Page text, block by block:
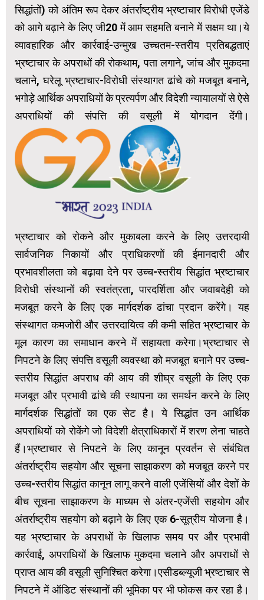
सिद्धांतों) को अंतिम रूप देकर अंतर्राष्ट्रीय भ्रष्टाचार विरोधी एजेंडे
को आगे बढ़ाने के लिए जी20 में आम सहमति बनाने में सक्षम था।ये
व्यावहारिक और कार्रवाई-उन्मुख उच्चतम-स्तरीय प्रतिबद्धताएं
भ्रष्टाचार के अपराधों की रोकथाम, पता लगाने, जांच और मुकदमा
चलाने, घरेलू भ्रष्टाचार-विरोधी संस्थागत ढांचे को मजबूत बनाने,
भगोड़े आर्थिक अपराधियों के प्रत्यर्पण और विदेशी न्यायालयों से ऐसे
अपराधियों की संपत्ति की वसूली में योगदान देंगी।
भ्रष्टाचार को रोकने और मुकाबला करने के लिए उत्तरदायी
सार्वजनिक निकायों और प्राधिकरणों की ईमानदारी और
प्रभावशीलता को बढ़ावा देने पर उच्च-स्तरीय सिद्धांत भ्रष्टाचार
विरोधी संस्थानों की स्वतंत्रता, पारदर्शिता और जवाबदेही को
मजबूत करने के लिए एक मार्गदर्शक ढांचा प्रदान करेंगे। यह
संस्थागत कमजोरी और उत्तरदायित्व की कमी सहित भ्रष्टाचार के
मूल कारण का समाधान करने में सहायता करेगा।भ्रष्टाचार से
निपटने के लिए संपत्ति वसूली व्यवस्था को मजबूत बनाने पर उच्च-
स्तरीय सिद्धांत अपराध की आय की शीघ्र वसूली के लिए एक
मजबूत और प्रभावी ढांचे की स्थापना का समर्थन करने के लिए
मार्गदर्शक सिद्धांतों का एक सेट है। ये सिद्धांत उन आर्थिक
अपराधियों को रोकेंगे जो विदेशी क्षेत्राधिकारों में शरण लेना चाहते
हैं।भ्रष्टाचार से निपटने के लिए कानून प्रवर्तन से संबंधित
अंतर्राष्ट्रीय सहयोग और सूचना साझाकरण को मजबूत करने पर
उच्च-स्तरीय सिद्धांत कानून लागू करने वाली एजेंसियों और देशों के
बीच सूचना साझाकरण के माध्यम से अंतर-एजेंसी सहयोग और
अंतर्राष्ट्रीय सहयोग को बढ़ाने के लिए एक 6-सूत्रीय योजना है।
यह भ्रष्टाचार के अपराधों के खिलाफ समय पर और प्रभावी
कार्रवाई, अपराधियों के खिलाफ मुकदमा चलाने और अपराधों से
प्राप्त आय की वसूली सुनिश्चित करेगा।एसीडब्ल्यूजी भ्रष्टाचार से
निपटने में ऑडिट संस्थानों की भूमिका पर भी फोकस कर रहा है।